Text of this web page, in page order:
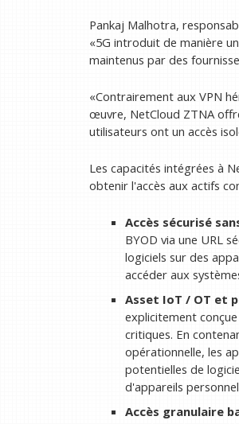
Pankaj Malhotra,
«5G introduit de manière
maintenus par des
«Contrairement aux VPN
œuvre, NetCloud ZTNA
utilisateurs ont un accès
Les capacités intégrées à
obtenir l'accès aux actifs
Accès sécurisé
BYOD via une URL
logiciels sur des
accéder aux
Asset IoT / OT et
explicitement
critiques. En
opérationnelle, les
potentielles de
d'appareils
Accès granulaire